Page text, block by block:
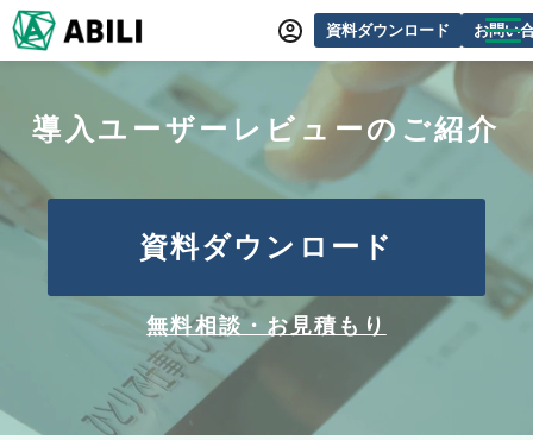
資料ダウンロード お問い
サービス一覧
オンラインデモ
セミナー・イベント情報
できるをふやす研究所
よくあるご質問
導入ユーザーレビューのご紹介
資料ダウンロード
無料相談・お見積もり